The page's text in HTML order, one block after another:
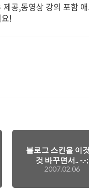
공,동영상 강의 포함
!
블로그 스킨을 이
것 바꾸면서.. -.-;
2007.02.06